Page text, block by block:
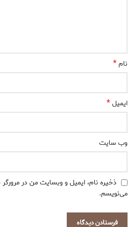
نام*
ایمیل*
وب‌ سایت
ذخیره نام، ایمیل و وبسایت من در مرورگر
می‌نویسم.